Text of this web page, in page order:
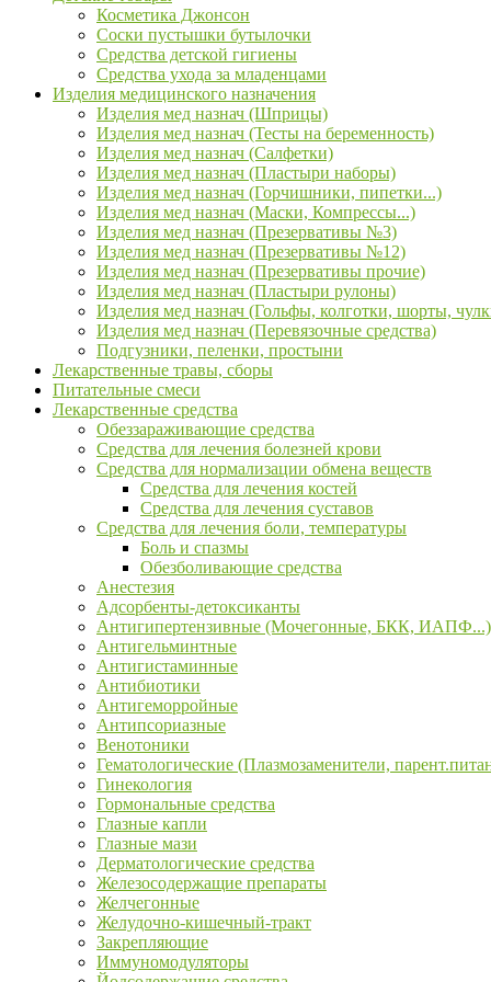
Косметика Джонсон
Соски пустышки бутылочки
Средства детской гигиены
Средства ухода за младенцами
Изделия медицинского назначения
Изделия мед назнач (Шприцы)
Изделия мед назнач (Тесты на беременность)
Изделия мед назнач (Салфетки)
Изделия мед назнач (Пластыри наборы)
Изделия мед назнач (Горчишники, пипетки...)
Изделия мед назнач (Маски, Компрессы...)
Изделия мед назнач (Презервативы №3)
Изделия мед назнач (Презервативы №12)
Изделия мед назнач (Презервативы прочие)
Изделия мед назнач (Пластыри рулоны)
Изделия мед назнач (Гольфы, колготки, шорты,
Изделия мед назнач (Перевязочные средства)
Подгузники, пеленки, простыни
Лекарственные травы, сборы
Питательные смеси
Лекарственные средства
Обеззараживающие средства
Средства для лечения болезней крови
Средства для нормализации обмена веществ
Средства для лечения костей
Средства для лечения суставов
Средства для лечения боли, температуры
Боль и спазмы
Обезболивающие средства
Анестезия
Адсорбенты-детоксиканты
Антигипертензивные (Мочегонные, БКК, ИАПФ...)
Антигельминтные
Антигистаминные
Антибиотики
Антигеморройные
Антипсориазные
Венотоники
Гематологические (Плазмозаменители,
Гинекология
Гормональные средства
Глазные капли
Глазные мази
Дерматологические средства
Железосодержащие препараты
Желчегонные
Желудочно-кишечный-тракт
Закрепляющие
Иммуномодуляторы